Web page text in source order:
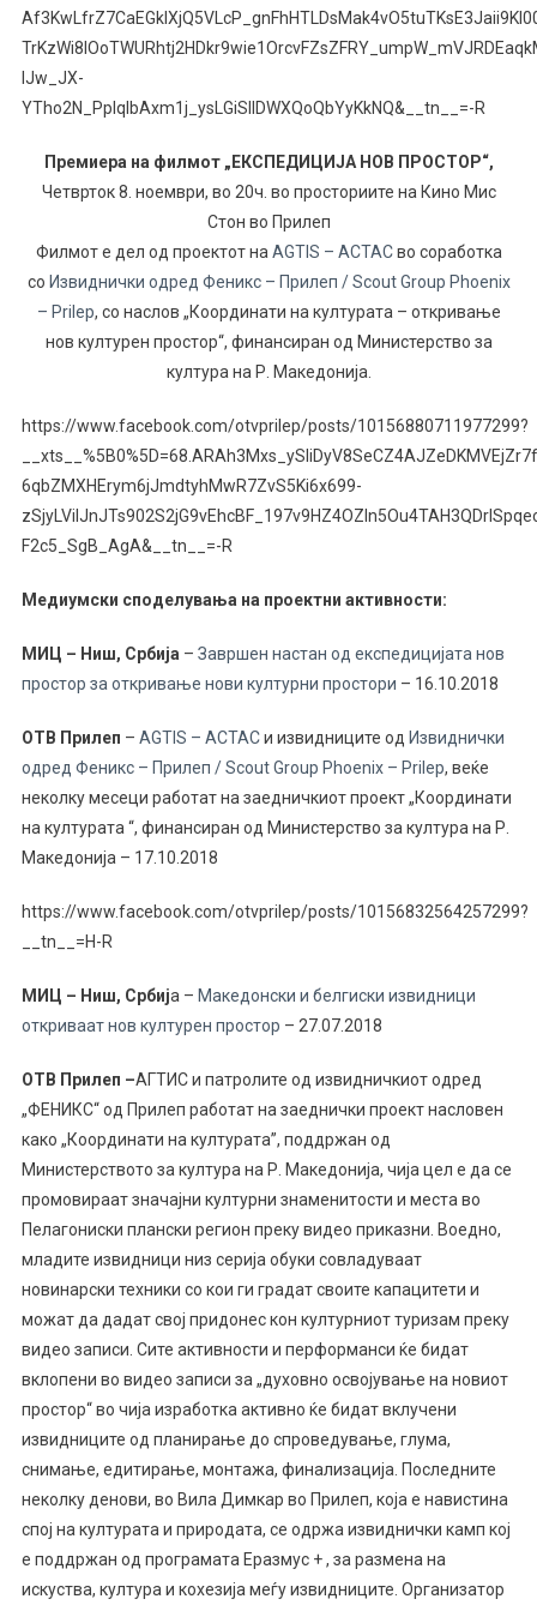
lJw_JX-
YTho2N_PplqIbAxm1j_ysLGiSIlDWXQoQbYyKkNQ&__tn__=-R
Премиера на филмот „ЕКСПЕДИЦИЈА НОВ ПРОСТОР“,
Четврток 8. ноември, во 20ч. во просториите на Кино Мис
Стон во Прилеп
Филмот е дел од проектот на AGTIS – ACTACво соработка
со Извиднички одред Феникс – Прилеп / Scout Group Phoenix
– Prilep, со наслов „Координати на културата – откривање
нов културен простор“, финансиран од Министерство за
култура на Р. Mакедонија.
https://www.facebook.com/otvprilep/posts/10156880711977299?
6qbZMXHErym6jJmdtyhMwR7ZvS5Ki6x699-
F2c5_SgB_AgA&__tn__=-R
Медиумски споделувања на проектни активности:
МИЦ – Ниш, Србија – Завршен настан од експедицијата нов
простор за откривање нови културни простори – 16.10.2018
OТВ Прилеп – AGTIS – ACTACи извидниците од Извиднички
одред Феникс – Прилеп / Scout Group Phoenix – Prilep, веќе
неколку месеци работат на заедничкиот проект „Координати
на културата “, финансиран од Министерство за култура на Р.
Македонија – 17.10.2018
https://www.facebook.com/otvprilep/posts/10156832564257299?
__tn__=H-R
МИЦ – Ниш, Србија – Македонски и белгиски извидници
откриваат нов културен простор – 27.07.2018
OТВ Прилеп –АГТИС и патролите од извидничкиот одред
„ФЕНИКС“ од Прилеп работат на заеднички проект насловен
како „Координати на културата”, поддржан од
Министерството за култура на Р. Македонија, чија цел е да се
промовираат значајни културни знаменитости и места во
Пелагониски плански регион преку видео приказни. Воедно,
младите извидници низ серија обуки совладуваат
новинарски техники со кои ги градат своите капацитети и
можат да дадат свој придонес кон културниот туризам преку
видео записи. Сите активности и перформанси ќе бидат
вклопени во видео записи за „духовно освојување на новиот
простор“ во чија изработка активно ќе бидат вклучени
извидниците од планирање до спроведување, глума,
снимање, едитирање, монтажа, финализација. Последните
неколку денови, во Вила Димкар во Прилеп, која е навистина
спој на културата и природата, се одржа извиднички камп кој
е поддржан од програмата Еразмус + , за размена на
искуства, култура и кохезија меѓу извидниците. Организатор